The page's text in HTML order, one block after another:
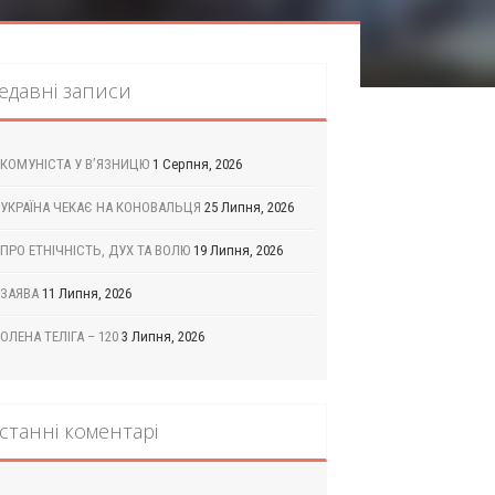
записи
КОМУНІСТА У В’ЯЗНИЦЮ 1 Серпня, 2026
УКРАЇНА ЧЕКАЄ НА КОНОВАЛЬЦЯ 25 Липня, 2026
ПРО ЕТНІЧНІСТЬ, ДУХ ТА ВОЛЮ 19 Липня, 2026
ЗАЯВА 11 Липня, 2026
ОЛЕНА ТЕЛІГА – 120 3 Липня, 2026
коментарі